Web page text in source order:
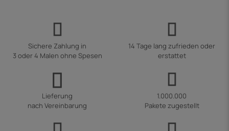
Sichere Zahlung in
3 oder 4 Malen ohne Spesen
14 Tage lang zufrieden oder
erstattet
Lieferung
nach Vereinbarung
1.000.000
Pakete zugestellt